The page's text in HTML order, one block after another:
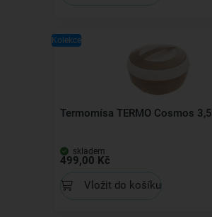
Kolekce
Termomísa TERMO Cosmos 3,5 l
skladem
499,00 Kč
Vložit do košíku